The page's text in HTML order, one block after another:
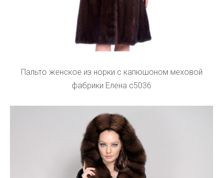
Пальто женское из норки с капюшоном меховой
фабрики Елена с5036